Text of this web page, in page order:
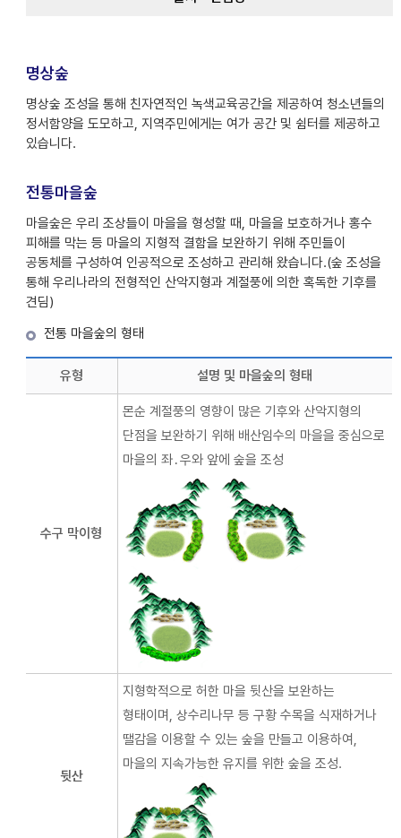
명상숲
명상숲 조성을 통해 친자연적인 녹색교육공간을 제공하여 청소년들의
정서함양을 도모하고, 지역주민에게는 여가 공간 및 쉼터를 제공하고
있습니다.
전통마을숲
마을숲은 우리 조상들이 마을을 형성할 때, 마을을 보호하거나 홍수
피해를 막는 등 마을의 지형적 결함을 보완하기 위해 주민들이
공동체를 구성하여 인공적으로 조성하고 관리해 왔습니다.(숲 조성을
통해 우리나라의 전형적인 산악지형과 계절풍에 의한 혹독한 기후를
견딤)
전통 마을숲의 형태
유형 설명 및 마을숲의 형태
수구 막이형
몬순 계절풍의 영향이 많은 기후와 산악지형의
단점을 보완하기 위해 배산임수의 마을을 중심으로
마을의 좌․우와 앞에 숲을 조성
뒷산
지형학적으로 허한 마을 뒷산을 보완하는
형태이며, 상수리나무 등 구황 수목을 식재하거나
땔감을 이용할 수 있는 숲을 만들고 이용하여,
마을의 지속가능한 유지를 위한 숲을 조성.